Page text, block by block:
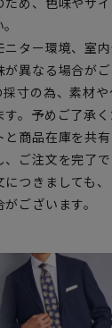
ター環境、室
異なる場合がご
寸の為、素材
。予めご了承く
商品在庫を共
、ご注文を完了
つきましても
ございます。